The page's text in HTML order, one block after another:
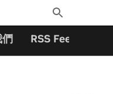
Toggle
Search
RSS Feeds